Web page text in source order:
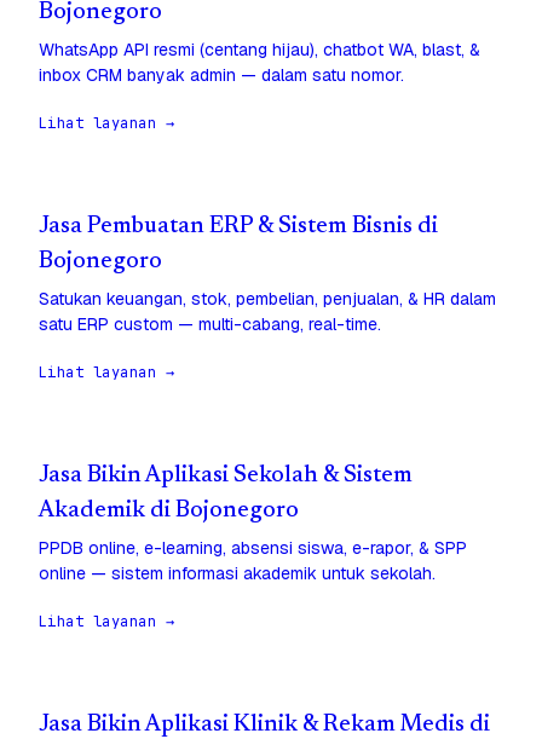
Bojonegoro
WhatsApp API resmi (centang hijau), chatbot WA, blast, &
inbox CRM banyak admin — dalam satu nomor.
Lihat layanan →
Jasa Pembuatan ERP & Sistem Bisnis di
Bojonegoro
Satukan keuangan, stok, pembelian, penjualan, & HR dalam
satu ERP custom — multi-cabang, real-time.
Lihat layanan →
Jasa Bikin Aplikasi Sekolah & Sistem
Akademik di Bojonegoro
PPDB online, e-learning, absensi siswa, e-rapor, & SPP
online — sistem informasi akademik untuk sekolah.
Lihat layanan →
Jasa Bikin Aplikasi Klinik & Rekam Medis di